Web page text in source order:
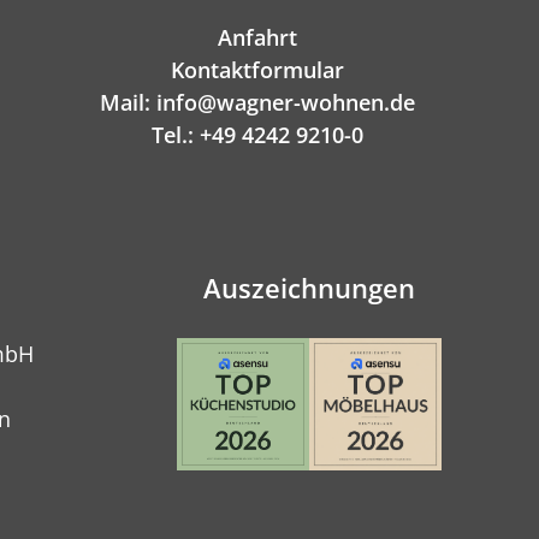
Anfahrt
Kontaktformular
Mail: info@wagner-wohnen.de
Tel.: +49 4242 9210-0
Auszeichnungen